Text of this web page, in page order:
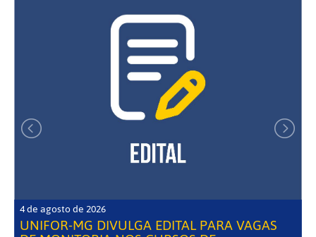
4 de agosto de 2026
UNIFOR-MG DIVULGA EDITAL PARA VAGAS